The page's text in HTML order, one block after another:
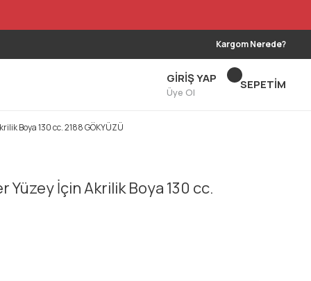
Kargom Nerede?
GİRİŞ YAP
Üye Ol
SEPETİM
Boya 130 cc. 2188 GÖKYÜZÜ
Yüzey İçin Akrilik Boya 130 cc.